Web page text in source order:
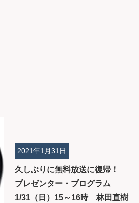
久しぶりに無料放送に復帰！
プレゼンター・プログラム
1/31（日）15～16時 林田直樹
2021年1月31日